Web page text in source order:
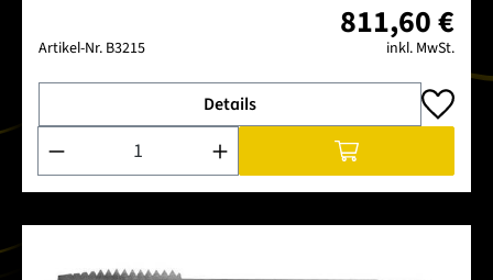
Artikel-Nr. B3215
811,60 €
inkl. MwSt.
Details
Produkt Anzahl: Gib den gewünschten Wert ein oder